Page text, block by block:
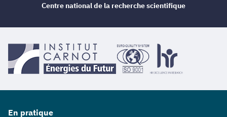
En pratique
Centre national de la recherche scientifique